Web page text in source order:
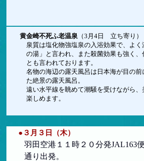
黄金崎不死ふ老温泉 （3月4日 立ち寄り）
泉質は塩化物強塩泉の入浴効果で、よく
の湯」と言われ、
また殺菌効果も強く、
とも言われております。
名物の海辺の露天風呂は日本海が目の前
た絶景の露天風呂。
遠い水平線を眺めて潮騒を受けながら、
楽しめます。
●３月３日（木）
羽田空港１１時２０分発JAL163
通り出発。